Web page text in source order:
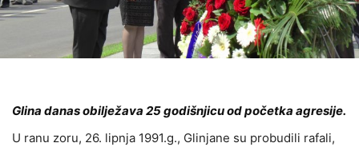
Glina danas obilježava 25 godišnjicu od početka agresije.
U ranu zoru, 26. lipnja 1991.g., Glinjane su probudili rafali,